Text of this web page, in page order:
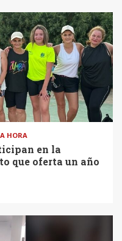
HORA
en la
que oferta un año